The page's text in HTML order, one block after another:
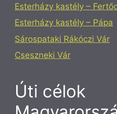
Esterházy kastély –
Esterházy kastély – Pápa
Sárospataki Rákóczi Vár
Cseszneki Vár
Úti célok